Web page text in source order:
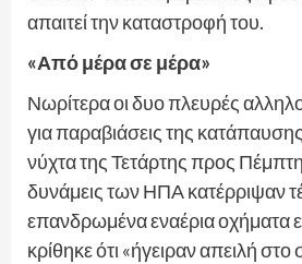
απαιτεί την καταστροφή του.
«Από μέρα σε μέρα»
Νωρίτερα οι δυο πλευρές
για παραβιάσεις της
νύχτα της Τετάρτης προς
δυνάμεις των ΗΠΑ κατέρριψαν
επανδρωμένα εναέρια οχήματα
κρίθηκε ότι «ήγειραν απειλή